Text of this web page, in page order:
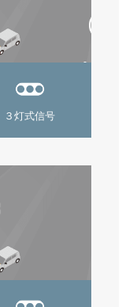
３灯式信号